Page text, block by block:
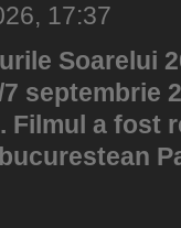
17:37
Soarelui
septembrie
a fost